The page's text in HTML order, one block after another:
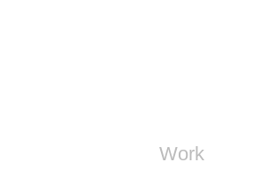
Work